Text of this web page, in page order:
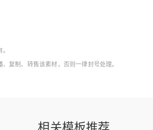
复制、转售该素材，否则一律封号处理。